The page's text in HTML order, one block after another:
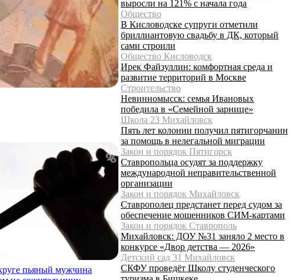
пьяный мужчина
выросли на 121% с начала года
Общество
В Кисловодске супруги отметили
бриллиантовую свадьбу в ДК, который
сами строили
Общество Кисловодск
Ирек Файзуллин: комфортная среда и
развитие территорий в Москве
Строительство
Невинномысск: семья Ивановых
победила в «Семейной зарнице»
Школа 23 Михайловск
Пять лет колонии получил пятигорчанин
за помощь в нелегальной миграции
Закон и порядок Пятигорск
Ставропольца осудят за поддержку
международной неправительственной
организации
Закон и порядок Михайловск
Ставрополец предстанет перед судом за
обеспечение мошенников СИМ-картами
Закон и порядок Ставрополь
Михайловск: ДОУ №31 заняло 2 место в
конкурсе «Двор детства — 2026»
Детский сад 31 Михайловск
СКФУ проведёт Школу студенческого